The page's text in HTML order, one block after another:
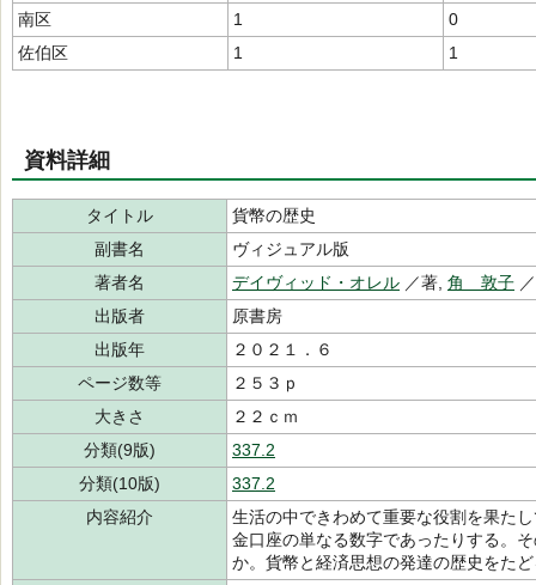
南区
1
0
佐伯区
1 1
資料詳細
タイトル
貨幣の歴史
副書名
ヴィジュアル版
著者名
デイヴィッド・オレル ／著, 角 敦子
出版者
原書房
出版年
２０２１．６
ページ数等
２５３ｐ
大きさ
２２ｃｍ
分類(9版)
337.2
分類(10版)
337.2
内容紹介
生活の中できわめて重要な役割を果た
金口座の単なる数字であったりする。
か。貨幣と経済思想の発達の歴史をた